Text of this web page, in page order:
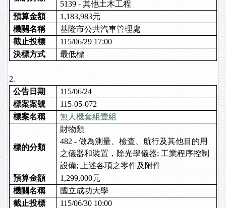
5139 - 其他土木工程
預算金額
1,183,983元
機關名稱
基隆市公共汽車管理處
截止投標
115/06/29 17:00
決標方式
最低標
2.
公告日期
115/06/24
標案案號
115-05-072
標案名稱
無人機套組壹組
標的分類
財物類
482 - 做為測量、檢查、航行及其他目的用
之儀器和裝置，除光學儀器; 工業程序控制
設備; 上述各項之零件及附件
預算金額
1,299,000元
機關名稱
國立成功大學
截止投標
115/06/30 10:00